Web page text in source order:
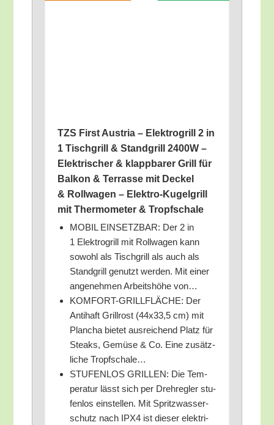
TZS First Aus­tria – Elek­tro­grill 2 in
1 Tisch­grill & Stand­grill 2400W –
Elek­tri­scher & klapp­ba­rer Grill für
Bal­kon & Ter­ras­se mit Deckel
& Roll­wa­gen – Elek­tro-Kugel­grill
mit Ther­mo­me­ter & Tropfschale
MOBIL EINSETZBAR: Der 2 in
1 Elek­tro­grill mit Roll­wa­gen kann
sowohl als Tisch­grill als auch als
Stand­grill genutzt wer­den. Mit einer
ange­neh­men Arbeits­hö­he von…
KOMFORT-GRILLFLÄCHE: Der
Anti­haft Grill­rost (44x33,5 cm) mit
Plan­cha bie­tet aus­rei­chend Platz für
Steaks, Gemü­se & Co. Eine zusätz­
li­che Tropfschale…
STUFENLOS GRILLEN: Die Tem­
pe­ra­tur lässt sich per Dreh­reg­ler stu­
fen­los ein­stel­len. Mit Spritz­was­ser­
schutz nach IPX4 ist die­ser elek­tri­